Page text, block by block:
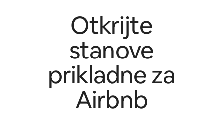
Otkrijte
stanove
prikladne za
Airbnb